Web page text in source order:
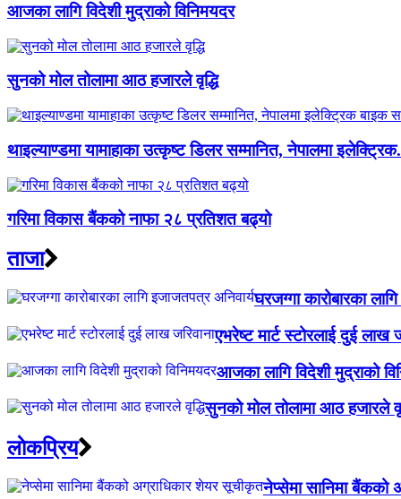
आजका लागि विदेशी मुद्राको विनिमयदर
सुनको मोल तोलामा आठ हजारले वृद्धि
थाइल्याण्डमा यामाहाका उत्कृष्ट डिलर सम्मानित, नेपालमा
गरिमा विकास बैंकको नाफा २८ प्रतिशत बढ्यो
ताजा
घरजग्गा कारोबारका
एभरेष्ट मार्ट स्टोरलाई दुई लाख
आजका लागि विदेशी मुद्राको
सुनको मोल तोलामा आठ हजारले
लाेकप्रिय
नेप्सेमा सानिमा बैंकको